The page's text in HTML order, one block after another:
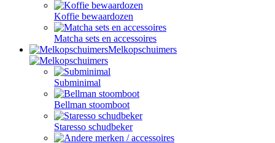
Koffie bewaardozen
Matcha sets en accessoires
Melkopschuimers
Subminimal
Bellman stoomboot
Staresso schudbeker